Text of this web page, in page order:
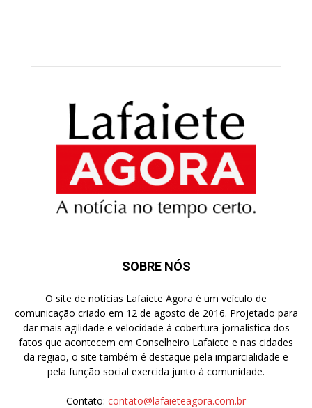
SOBRE NÓS
O site de notícias Lafaiete Agora é um veículo de
comunicação criado em 12 de agosto de 2016. Projetado para
dar mais agilidade e velocidade à cobertura jornalística dos
fatos que acontecem em Conselheiro Lafaiete e nas cidades
da região, o site também é destaque pela imparcialidade e
pela função social exercida junto à comunidade.
Contato: contato@lafaieteagora.com.br